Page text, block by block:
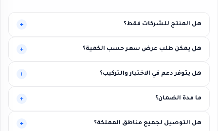
هل المنتج للشركات فقط؟
هل يمكن طلب عرض سعر حسب الكمية؟
هل يتوفر دعم في الاختيار والتركيب؟
ما مدة الضمان؟
هل التوصيل لجميع مناطق المملكة؟